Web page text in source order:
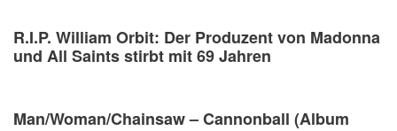
R.I.P. William Orbit: Der Produzent von Madonna
und All Saints stirbt mit 69 Jahren
Man/Woman/Chainsaw – Cannonball (Album